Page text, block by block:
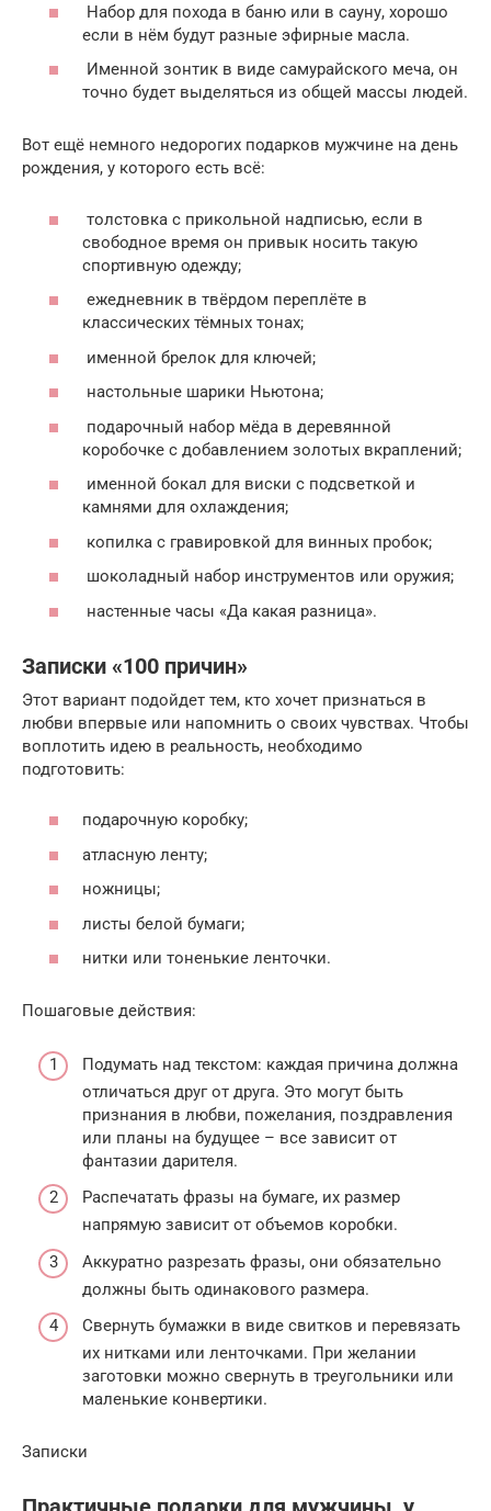
Набор для похода в баню или в сауну, хорошо
если в нём будут разные эфирные масла.
Именной зонтик в виде самурайского меча, он
точно будет выделяться из общей массы людей.
Вот ещё немного недорогих подарков мужчине на день
рождения, у которого есть всё:
толстовка с прикольной надписью, если в
свободное время он привык носить такую
спортивную одежду;
ежедневник в твёрдом переплёте в
классических тёмных тонах;
именной брелок для ключей;
настольные шарики Ньютона;
подарочный набор мёда в деревянной
коробочке с добавлением золотых вкраплений;
именной бокал для виски с подсветкой и
камнями для охлаждения;
копилка с гравировкой для винных пробок;
шоколадный набор инструментов или оружия;
настенные часы «Да какая разница».
Записки «100 причин»
Этот вариант подойдет тем, кто хочет признаться в
любви впервые или напомнить о своих чувствах. Чтобы
воплотить идею в реальность, необходимо
подготовить:
подарочную коробку;
атласную ленту;
ножницы;
листы белой бумаги;
нитки или тоненькие ленточки.
Пошаговые действия:
Подумать над текстом: каждая причина должна
отличаться друг от друга. Это могут быть
признания в любви, пожелания, поздравления
или планы на будущее – все зависит от
фантазии дарителя.
Распечатать фразы на бумаге, их размер
напрямую зависит от объемов коробки.
Аккуратно разрезать фразы, они обязательно
должны быть одинакового размера.
Свернуть бумажки в виде свитков и перевязать
их нитками или ленточками. При желании
заготовки можно свернуть в треугольники или
маленькие конвертики.
Записки